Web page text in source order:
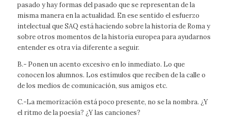
pasado y hay formas del pasado que se representan de la
misma manera en la actualidad. En ese sentido el esfuerzo
intelectual que SAQ está haciendo sobre la historia de Roma y
sobre otros momentos de la historia europea para ayudarnos
entender es otra vía diferente a seguir.
B.- Ponen un acento excesivo en lo inmediato. Lo que
conocen los alumnos. Los estímulos que reciben de la calle o
de los medios de comunicación, sus amigos etc.
C.-La memorización está poco presente, no se la nombra. ¿Y
el ritmo de la poesía? ¿Y las canciones?